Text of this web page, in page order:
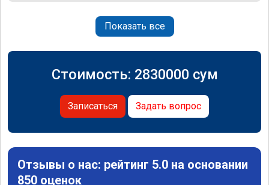
Показать все
Стоимость: 2830000 сум
Записаться Задать вопрос
Отзывы о нас: рейтинг 5.0 на основании
850 оценок